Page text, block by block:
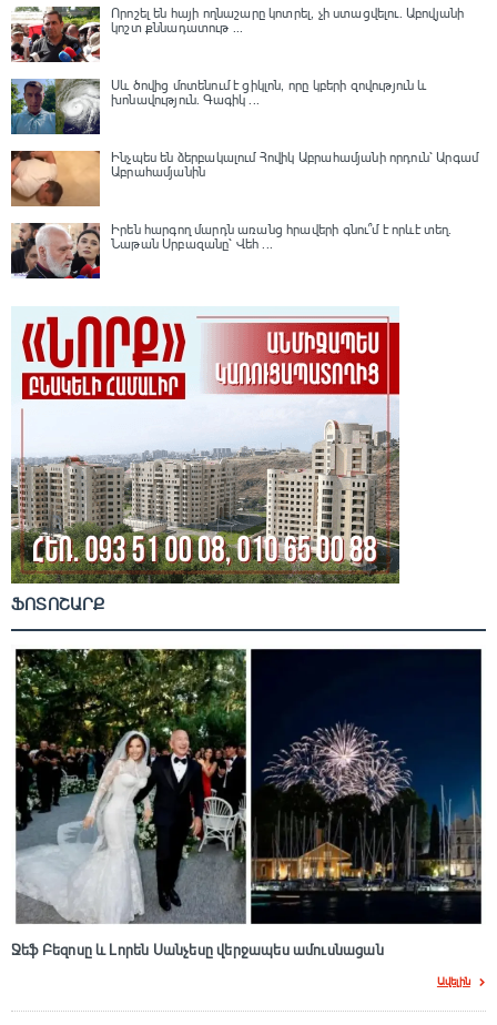
Որոշել են հայի ողնաշարը կոտրել, չի ստացվելու․ Աբովյանի
կոշտ քննադատութ ...
Սև ծովից մոտենում է ցիկլոն, որը կբերի զովություն և
խոնավություն․ Գագիկ ...
Ինչպես են ձերբակալում Հովիկ Աբրահամյանի որդուն՝ Արգամ
Աբրահամյանին
Իրեն հարգող մարդն առանց հրավերի գնու՞մ է որևէ տեղ.
Նաթան Սրբազանը՝ Վեհ ...
ՖՈՏՈՇԱՐՔ
Ջեֆ Բեզոսը և Լորեն Սանչեսը վերջապես ամուսնացան
Ավելին